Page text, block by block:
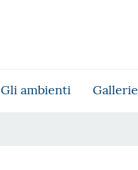
Gli ambienti Gallerie